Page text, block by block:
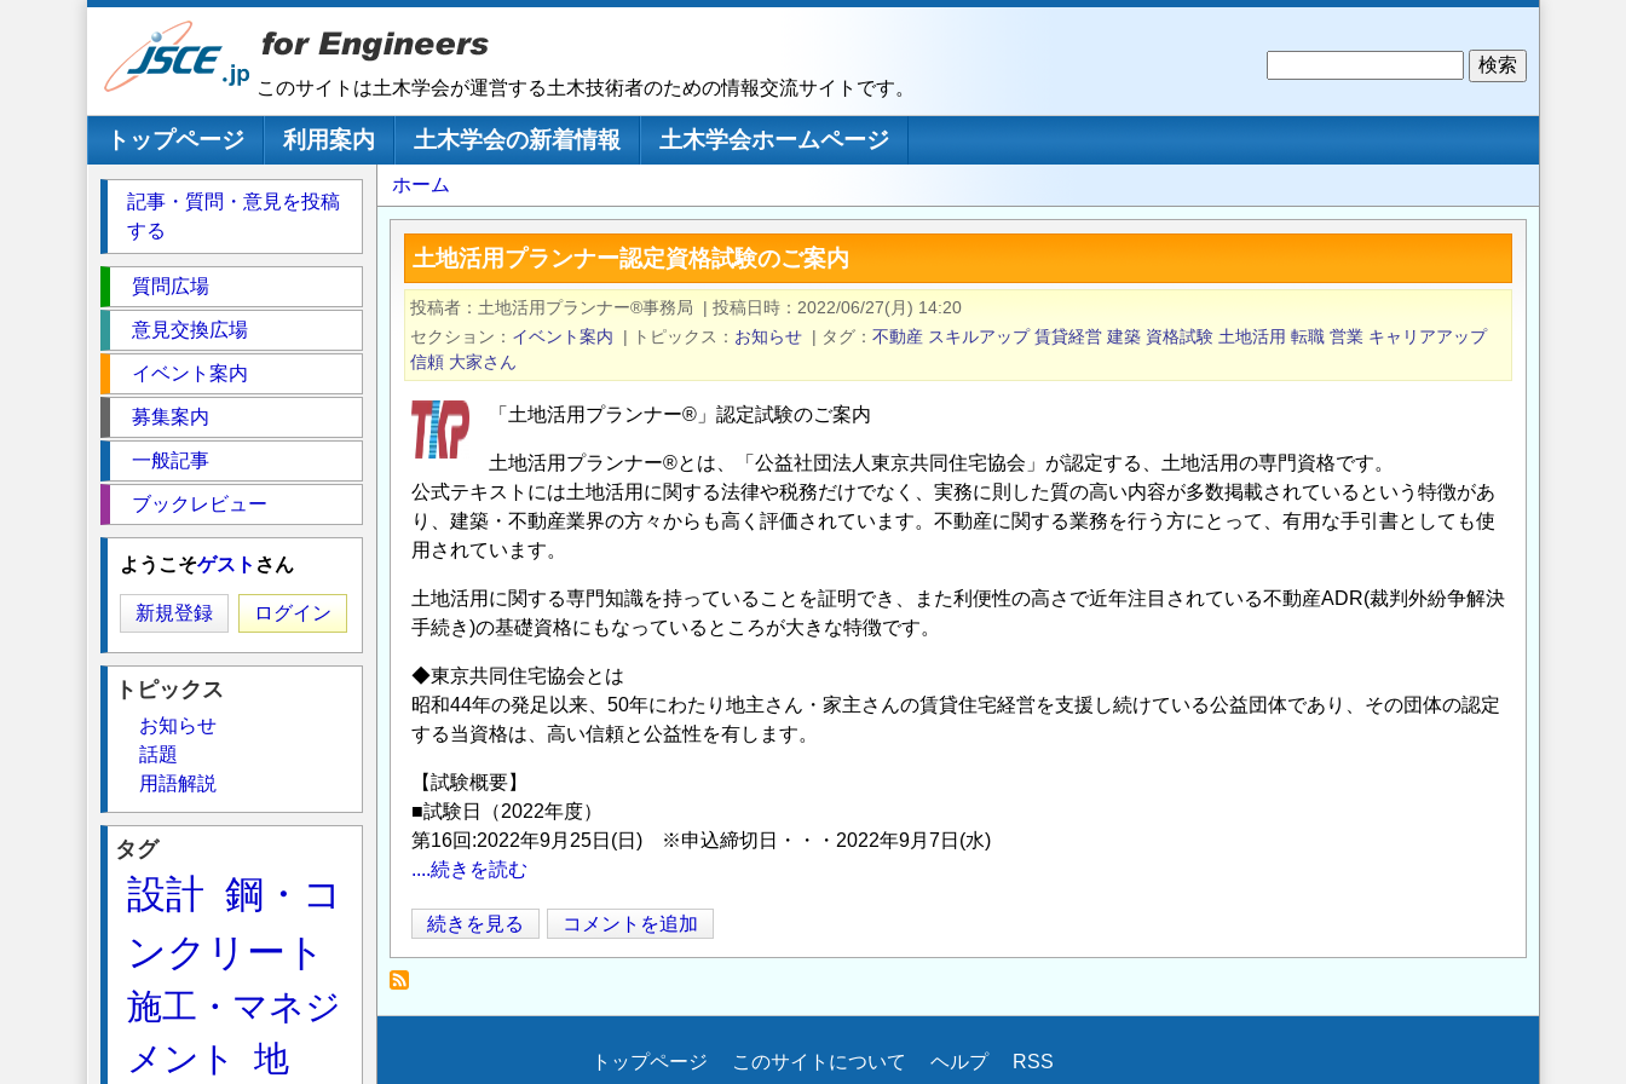
このサイトは土木学会が運営する土木技術者のための情報交流サイトです。
メインナビゲーション
トップページ 利用案内 土木学会の新着情報
土木学会ホームページ
パ
ン
ず
ホーム
土地活用プランナー認定資格試験のご案内
投稿者 土地活用プランナー®事務局 | 投稿日時
2022/06/27(月) 14:20
セクション
イベント案内 | トピックス お知らせ | タグ 不動産 スキルアップ 賃貸経営 建築 資格試験 土地活用 転職 営業 キャリアアップ
信頼 大家さん
「土地活用プランナー®」認定試験のご案内
土地活用プランナー®とは、「公益社団法人東京共同住宅協会」が認定する、土地活用の専門資格です。
公式テキストには土地活用に関する法律や税務だけでなく、実務に則した質の高い内容が多数掲載されているという特徴があ
り、建築・不動産業界の方々からも高く評価されています。不動産に関する業務を行う方にとって、有用な手引書としても使
用されています。
土地活用に関する専門知識を持っていることを証明でき、また利便性の高さで近年注目されている不動産ADR(裁判外紛争解決
手続き)の基礎資格にもなっているところが大きな特徴です。
◆東京共同住宅協会とは
昭和44年の発足以来、50年にわたり地主さん・家主さんの賃貸住宅経営を支援し続けている公益団体であり、その団体の認定
する当資格は、高い信頼と公益性を有します。
【試験概要】
■試験日（2022年度）
第16回:2022年9月25日(日) ※申込締切日・・・2022年9月7日(水)
....続きを読む
土
地
用
続きを見る コメントを追加
記事・質問・意見を投稿
する
ク
シ
質問広場
意見交換広場
イベント案内
募集案内
一般記事
ブックレビュー
ようこそゲスト さん
新規登録 ログイン
トピックス
お知らせ
話題
用語解説
タグ
設計 鋼・コ
ンクリート
施工・マネジ
メント
地
Secondary トップページ このサイトについて ヘルプ RSS